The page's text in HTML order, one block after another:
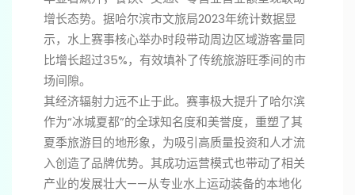
增长态势。据哈尔滨市文旅局2023年统计数据显
示，水上赛事核心举办时段带动周边区域游客量同
比增长超过35%，有效填补了传统旅游旺季间的市
场间隙。
其经济辐射力远不止于此。赛事极大提升了哈尔滨
作为“冰城夏都”的全球知名度和美誉度，重塑了其
夏季旅游目的地形象，为吸引高质量投资和人才流
入创造了品牌优势。其成功运营模式也带动了相关
产业的发展壮大——从专业水上运动装备的本地化